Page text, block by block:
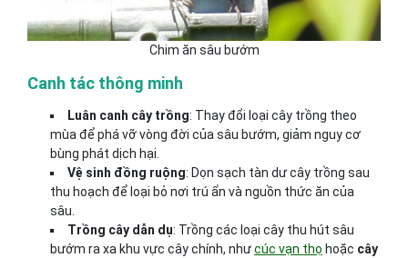
Chim ăn sâu bướm
Canh tác thông minh
Luân canh cây trồng: Thay đổi loại cây trồng theo
mùa để phá vỡ vòng đời của sâu bướm, giảm nguy cơ
bùng phát dịch hại.
Vệ sinh đồng ruộng: Dọn sạch tàn dư cây trồng sau
thu hoạch để loại bỏ nơi trú ẩn và nguồn thức ăn của
sâu.
Trồng cây dẫn dụ: Trồng các loại cây thu hút sâu
bướm ra xa khu vực cây chính, nhưcúc vạn thọ hoặc cây